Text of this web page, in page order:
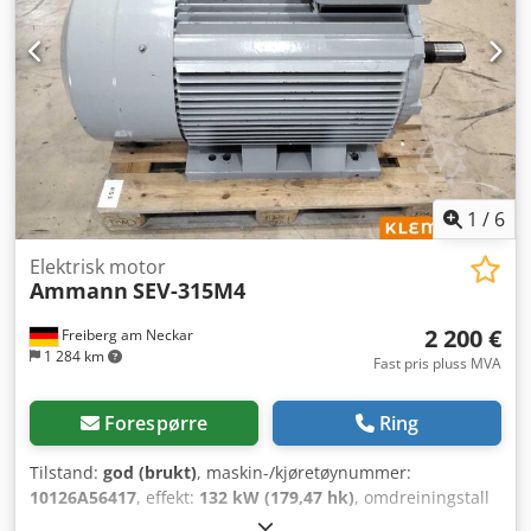
1 / 6
Freiberg am Neckar
1 284 km
Elektrisk motor
Ammann SEV-315M4
2 200 €
Fast pris pluss MVA
Forespørre Ring
Tilstand: god (brukt), maskin-/kjøretøynummer:
10126A56417, effekt: 132 kW (179,47 hk), omdreiningstall
, inngangsspenning: